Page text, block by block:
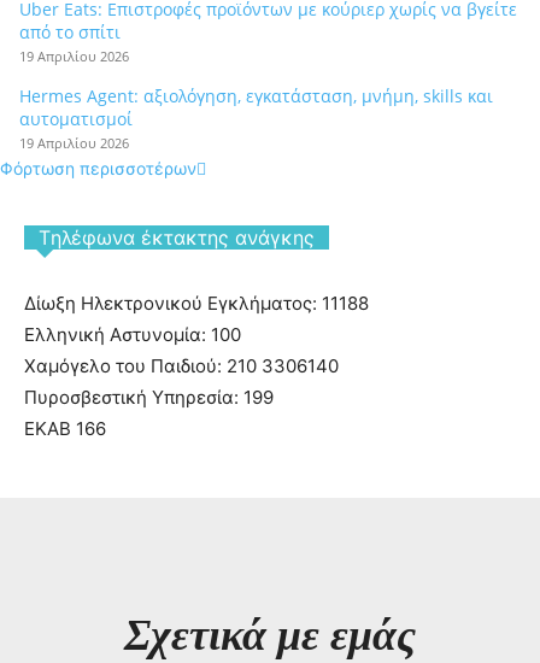
Uber Eats: Επιστροφές προϊόντων με κούριερ χωρίς να βγείτε
από το σπίτι
19 Απριλίου 2026
Hermes Agent: αξιολόγηση, εγκατάσταση, μνήμη, skills και
αυτοματισμοί
19 Απριλίου 2026
Φόρτωση περισσοτέρων
Tηλέφωνα έκτακτης ανάγκης
Δίωξη Ηλεκτρονικού Εγκλήματος: 11188
Ελληνική Αστυνομία: 100
Χαμόγελο του Παιδιού: 210 3306140
Πυροσβεστική Υπηρεσία: 199
ΕΚΑΒ 166
Σχετικά με εμάς